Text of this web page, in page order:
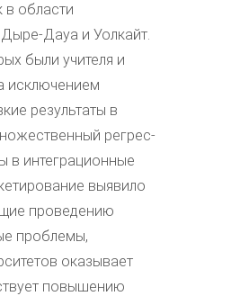
в области
Дауа и Уолкайт.
были учителя и
исключением
результаты в
регрес-
в интеграционные
выявило
проведению
проблемы,
оказывает
повышению